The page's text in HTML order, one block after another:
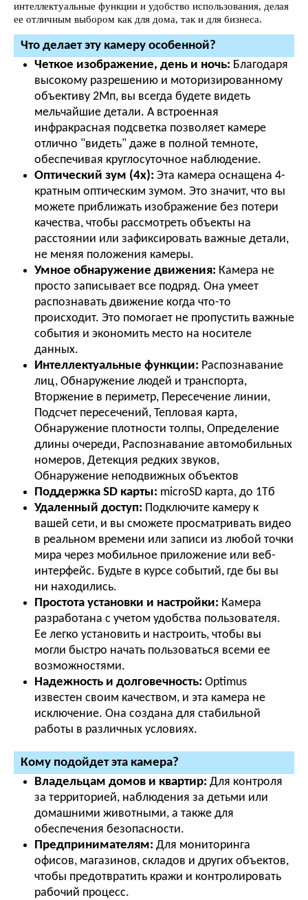
интеллектуальные функции и удобство использования, делая
ее отличным выбором как для дома, так и для бизнеса.
Что делает эту камеру особенной?
Четкое изображение, день и ночь: Благодаря
высокому разрешению и моторизированному
объективу 2Мп, вы всегда будете видеть
мельчайшие детали. А встроенная
инфракрасная подсветка позволяет камере
отлично "видеть" даже в полной темноте,
обеспечивая круглосуточное наблюдение.
Оптический зум (4x): Эта камера оснащена 4-
кратным оптическим зумом. Это значит, что вы
можете приближать изображение без потери
качества, чтобы рассмотреть объекты на
расстоянии или зафиксировать важные детали,
не меняя положения камеры.
Умное обнаружение движения: Камера не
просто записывает все подряд. Она умеет
распознавать движение когда что-то
происходит. Это помогает не пропустить важные
события и экономить место на носителе
данных.
Интеллектуальные функции: Распознавание
лиц, Обнаружение людей и транспорта,
Вторжение в периметр, Пересечение линии,
Подсчет пересечений, Тепловая карта,
Обнаружение плотности толпы, Определение
длины очереди, Распознавание автомобильных
номеров, Детекция редких звуков,
Обнаружение неподвижных объектов
Поддержка SD карты: microSD карта, до 1Тб
Удаленный доступ: Подключите камеру к
вашей сети, и вы сможете просматривать видео
в реальном времени или записи из любой точки
мира через мобильное приложение или веб-
интерфейс. Будьте в курсе событий, где бы вы
ни находились.
Простота установки и настройки: Камера
разработана с учетом удобства пользователя.
Ее легко установить и настроить, чтобы вы
могли быстро начать пользоваться всеми ее
возможностями.
Надежность и долговечность: Optimus
известен своим качеством, и эта камера не
исключение. Она создана для стабильной
работы в различных условиях.
Кому подойдет эта камера?
Владельцам домов и квартир: Для контроля
за территорией, наблюдения за детьми или
домашними животными, а также для
обеспечения безопасности.
Предпринимателям: Для мониторинга
офисов, магазинов, складов и других объектов,
чтобы предотвратить кражи и контролировать
рабочий процесс.